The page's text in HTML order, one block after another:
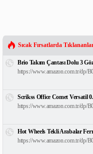
Sıcak Fırsatlarda
Brio Takım Çantası Dolu 3
https://www.amazon.com.tr/dp/
Scrikss Office Comet Versatil
https://www.amazon.com.tr/dp/
Hot Wheels Tekli Arabalar
https://www.amazon.com.tr/dp/